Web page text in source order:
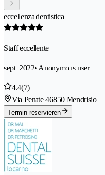
eccellenza dentistica
Staff eccellente
sept. 2022• Anonymous user
4.4(7)
Via Penate 46850 Mendrisio
Termin reservieren